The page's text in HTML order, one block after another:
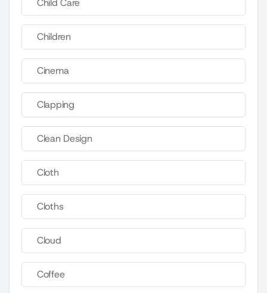
Children
Cinema
Clapping
Clean Design
Cloth
Cloths
Cloud
Coffee